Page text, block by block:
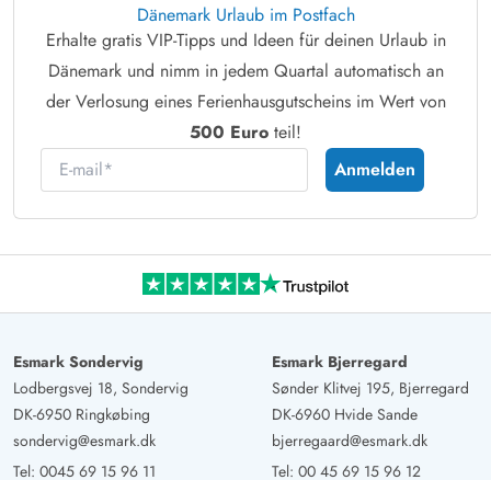
Dänemark Urlaub im Postfach
Erhalte gratis VIP-Tipps und Ideen für deinen Urlaub in
Dänemark und nimm in jedem Quartal automatisch an
der Verlosung eines Ferienhausgutscheins im Wert von
500 Euro teil!
E-mail
Anmelden
Esmark Sondervig
Lodbergsvej 18, Sondervig
DK-6950 Ringkøbing
sondervig@esmark.dk
Tel: 0045 69 15 96 11
Esmark Bjerregard
Sønder Klitvej 195, Bjerregard
DK-6960 Hvide Sande
bjerregaard@esmark.dk
Tel: 00 45 69 15 96 12